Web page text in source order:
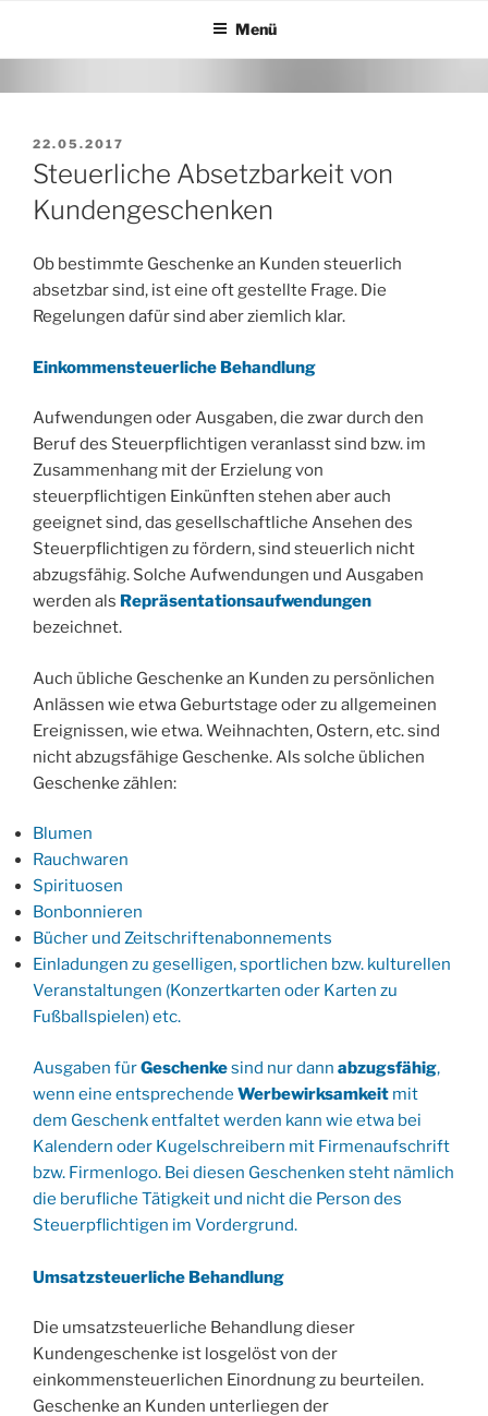
springen
Menü
VERÖFFENTLICHT
AM
22.05.2017
Steuerliche Absetzbarkeit von
Kundengeschenken
Ob bestimmte Geschenke an Kunden steuerlich
absetzbar sind, ist eine oft gestellte Frage. Die
Regelungen dafür sind aber ziemlich klar.
Einkommensteuerliche Behandlung
Aufwendungen oder Ausgaben, die zwar durch den
Beruf des Steuerpflichtigen veranlasst sind bzw. im
Zusammenhang mit der Erzielung von
steuerpflichtigen Einkünften stehen aber auch
geeignet sind, das gesellschaftliche Ansehen des
Steuerpflichtigen zu fördern, sind steuerlich nicht
abzugsfähig. Solche Aufwendungen und Ausgaben
werden als Repräsentationsaufwendungen
bezeichnet.
Auch übliche Geschenke an Kunden zu persönlichen
Anlässen wie etwa Geburtstage oder zu allgemeinen
Ereignissen, wie etwa. Weihnachten, Ostern, etc. sind
nicht abzugsfähige Geschenke. Als solche üblichen
Geschenke zählen:
Blumen
Rauchwaren
Spirituosen
Bonbonnieren
Bücher und Zeitschriftenabonnements
Einladungen zu geselligen, sportlichen bzw. kulturellen
Veranstaltungen (Konzertkarten oder Karten zu
Fußballspielen) etc.
Ausgaben fürGeschenkesind nur dann abzugsfähig,
wenn eine entsprechende Werbewirksamkeit mit
dem Geschenk entfaltet werden kann wie etwa bei
Kalendern oder Kugelschreibern mit Firmenaufschrift
bzw. Firmenlogo. Bei diesen Geschenken steht nämlich
die berufliche Tätigkeit und nicht die Person des
Steuerpflichtigen im Vordergrund.
Umsatzsteuerliche Behandlung
Die umsatzsteuerliche Behandlung dieser
Kundengeschenke ist losgelöst von der
einkommensteuerlichen Einordnung zu beurteilen.
Geschenke an Kunden unterliegen der